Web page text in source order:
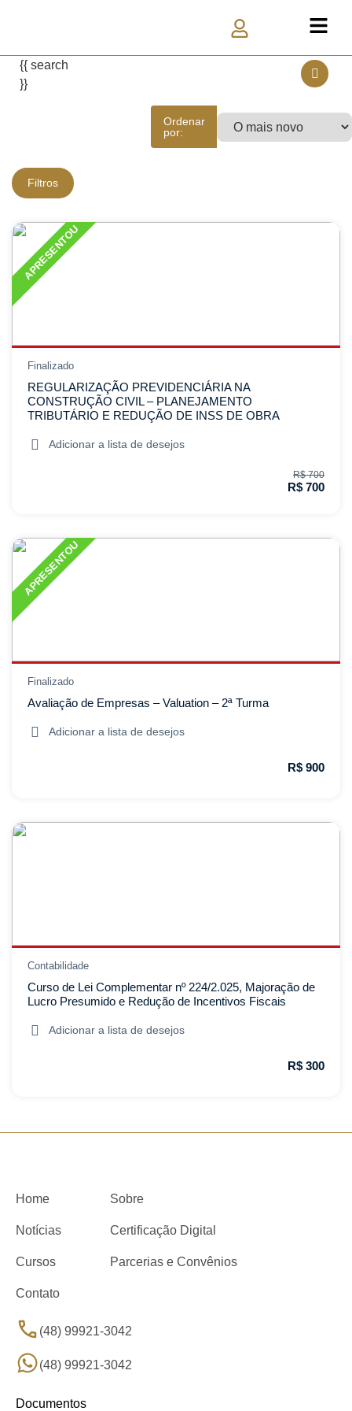
{{ search
}}
Ordenar
por:
Filtros
APRESENTOU
Finalizado
REGULARIZAÇÃO PREVIDENCIÁRIA NA
CONSTRUÇÃO CIVIL – PLANEJAMENTO
TRIBUTÁRIO E REDUÇÃO DE INSS DE OBRA
Adicionar a lista de desejos
R$ 700
R$ 700
APRESENTOU
Finalizado
Avaliação de Empresas – Valuation – 2ª Turma
Adicionar a lista de desejos
R$ 900
Contabilidade
Curso de Lei Complementar nº 224/2.025, Majoração de
Lucro Presumido e Redução de Incentivos Fiscais
Adicionar a lista de desejos
R$ 300
Home Sobre
Notícias Certificação Digital
Cursos Parcerias e Convênios
Contato
(48) 99921-3042
(48) 99921-3042
Documentos